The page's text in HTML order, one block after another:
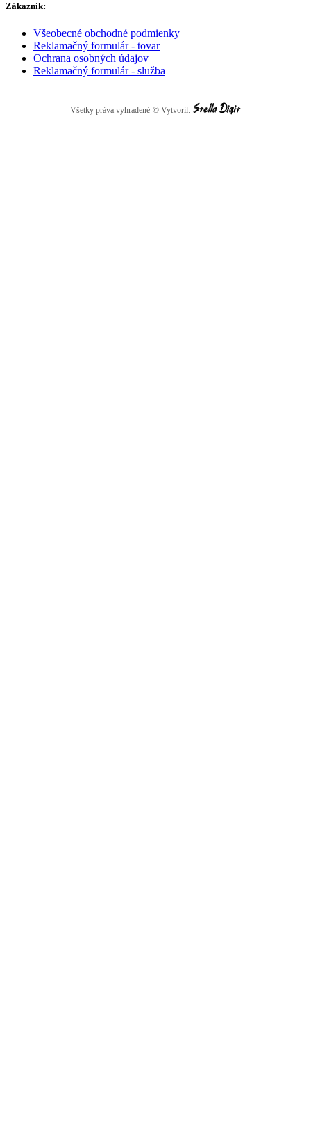
Zákazník:
Všeobecné obchodné podmienky
Reklamačný formulár - tovar
Ochrana osobných údajov
Reklamačný formulár - služba
Všetky práva vyhradené © Vytvoril: